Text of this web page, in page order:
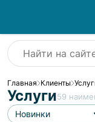
Главная Клиенты
Услуги59
Новинки